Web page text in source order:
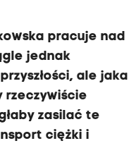
pracuje nad
jednak
ale jaka
rzeczywiście
zasilać te
ciężki i